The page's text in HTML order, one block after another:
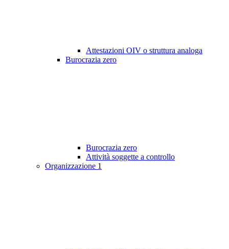
Attestazioni OIV o struttura analoga
Burocrazia zero
Burocrazia zero
Attività soggette a controllo
Organizzazione 1